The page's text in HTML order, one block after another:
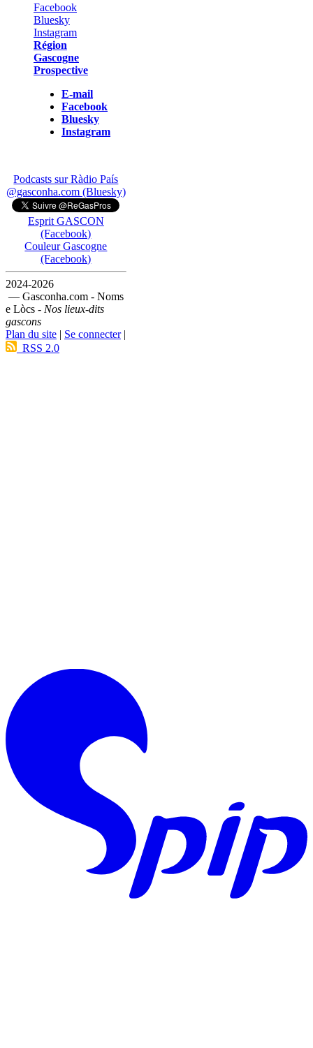
Région
Gascogne
Prospective
E-mail
Facebook
Bluesky
Instagram
Podcasts sur Ràdio País
@gasconha.com (Bluesky)
Esprit GASCON
(Facebook)
Couleur Gascogne
(Facebook)
2024-2026
— Gasconha.com - Noms
e Lòcs - Nos lieux-dits
gascons
Plan du site | Se connecter|
RSS 2.0